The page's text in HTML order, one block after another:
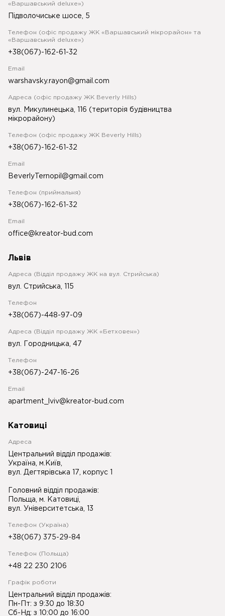
«Варшавський deluxe»)
Підволочиське шосе, 5
Телефон (офіс продажу ЖК «Варшавський мікрорайон» та
«Варшавський deluxe»)
+38(067)-162-61-32
Email
warshavsky.rayon@gmail.com
Адреса (офіс продажу ЖК Beverly Hills)
вул. Микулинецька, 116 (територія будівництва
мікрорайону)
Телефон (офіс продажу ЖК Beverly Hills)
+38(067)-162-61-32
Email
BeverlyTernopil@gmail.com
Телефон (приймальня)
+38(067)-162-61-32
Email
office@kreator-bud.com
Львів
Адреса (Відділ продажу ЖК на вул. Стрийська)
вул. Стрийська, 115
Телефон
+38(067)-448-97-09
Адреса (Відділ продажу ЖК «Бетховен»)
вул. Городницька, 47
Телефон
+38(067)-247-16-26
Email
apartment_lviv@kreator-bud.com
Катовиці
Адреса
Центральний відділ продажів:
Україна, м.Київ,
вул. Дегтярівська 17, корпус 1
Головний відділ продажів:
Польща, м. Катовиці,
вул. Університетська, 13
Телефон (Україна)
+38(067) 375-29-84
Телефон (Польща)
+48 22 230 2106
Графік роботи
Центральний відділ продажів:
Пн-Пт: з 9:30 до 18:30
Сб-Нд: з 10:00 до 16:00